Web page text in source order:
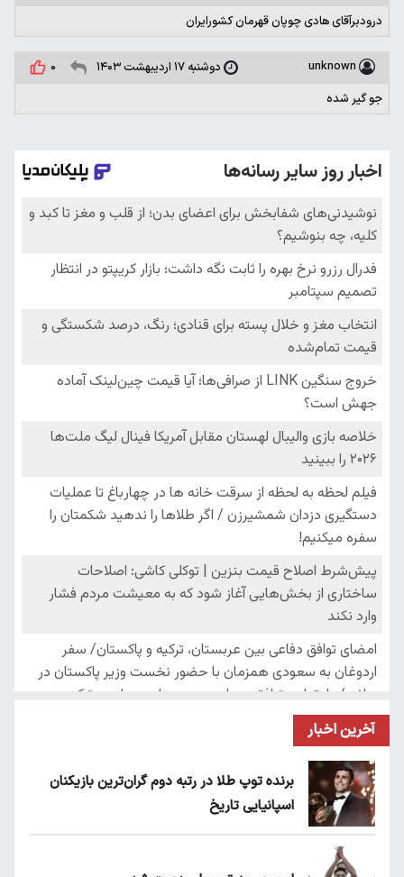
درودبرآقای هادی چوپان قهرمان کشورایران
دوشنبه ۱۷ اردیبهشت ۱۴۰۳
0
جو گیر شده
آخرین اخبار
برنده توپ طلا در رتبه دوم گران‌ترین بازیکنان
اسپانیایی تاریخ